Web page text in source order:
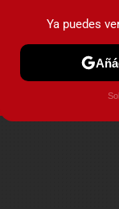
PRUEBASYa puedes